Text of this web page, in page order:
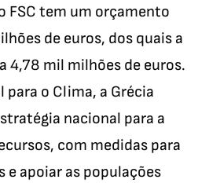
FSC tem um orçamento
de euros, dos quais a
4,78 mil milhões de euros.
para o Clima, a Grécia
nacional para a
com medidas para
e apoiar as populações